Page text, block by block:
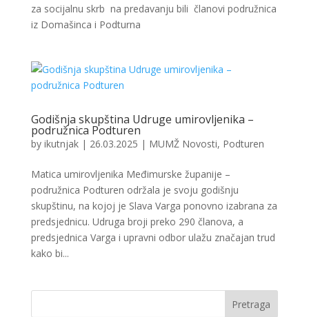
za socijalnu skrb na predavanju bili članovi podružnica
iz Domašinca i Podturna
Godišnja skupština Udruge umirovljenika –
podružnica Podturen
by ikutnjak| 26.03.2025 | MUMŽ Novosti, Podturen
Matica umirovljenika Međimurske županije –
podružnica Podturen održala je svoju godišnju
skupštinu, na kojoj je Slava Varga ponovno izabrana za
predsjednicu. Udruga broji preko 290 članova, a
predsjednica Varga i upravni odbor ulažu značajan trud
kako bi...
Pretraga